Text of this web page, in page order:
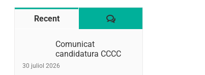
Recent Comentaris
Comunicat
candidatura CCCC
30 juliol 2026